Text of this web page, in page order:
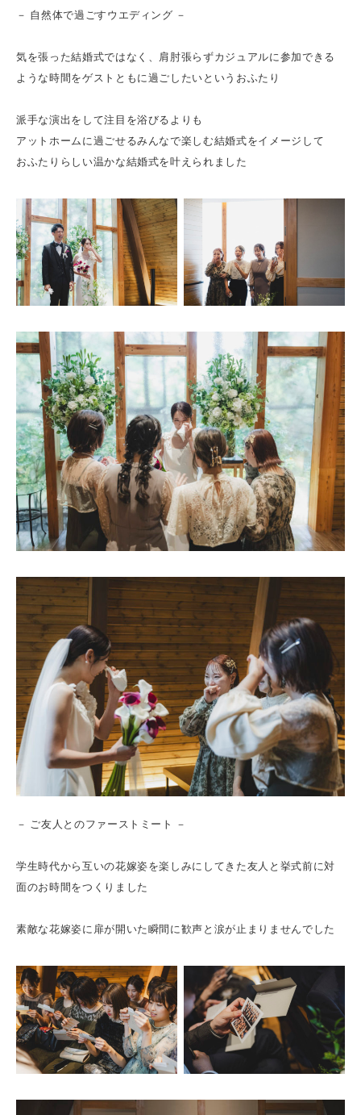
－ 自然体で過ごすウエディング －
気を張った結婚式ではなく、肩肘張らずカジュアルに参加できる
ような時間をゲストともに過ごしたいというおふたり
派手な演出をして注目を浴びるよりも
アットホームに過ごせるみんなで楽しむ結婚式をイメージして
おふたりらしい温かな結婚式を叶えられました
－ ご友人とのファーストミート －
学生時代から互いの花嫁姿を楽しみにしてきた友人と挙式前に対
面のお時間をつくりました
素敵な花嫁姿に扉が開いた瞬間に歓声と涙が止まりませんでした